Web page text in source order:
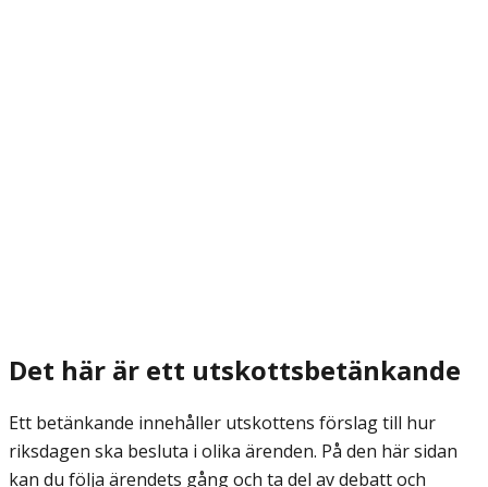
Det här är ett utskottsbetänkande
Ett betänkande innehåller utskottens förslag till hur
riksdagen ska besluta i olika ärenden. På den här sidan
kan du följa ärendets gång och ta del av debatt och